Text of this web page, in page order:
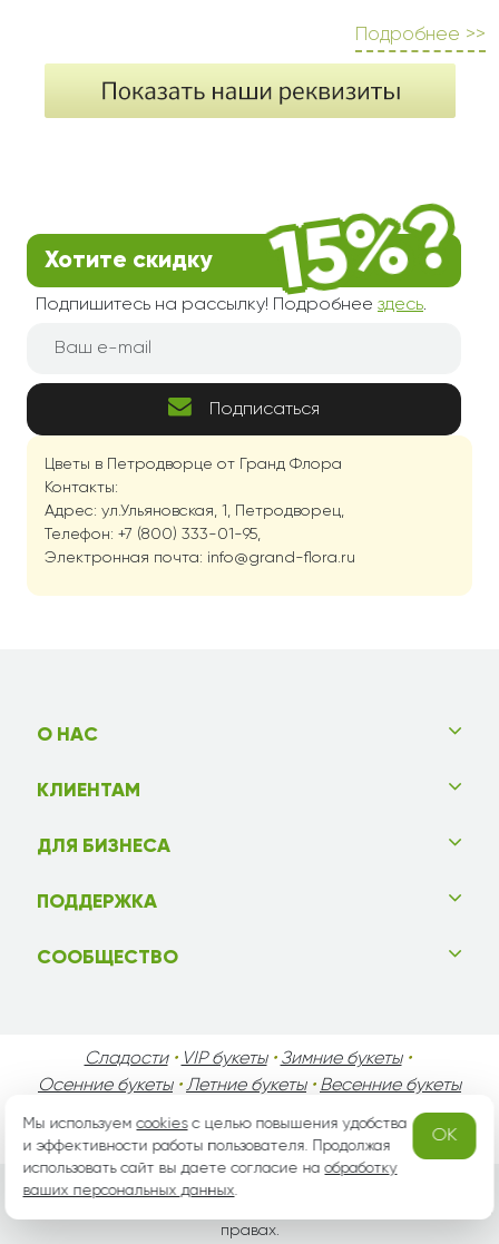
Подробнее >>
Цветы в Петродворце от Гранд Флора
Контакты:
Адрес: ул.Ульяновская, 1, Петродворец,
Телефон: +7 (800) 333-01-95,
Электронная почта: info@grand-flora.ru
Хотите скидку
Подпишитесь на рассылку! Подробнее здесь.
Подписаться
О НАС
КЛИЕНТАМ
ДЛЯ БИЗНЕСА
ПОДДЕРЖКА
СООБЩЕСТВО
Сладости• VIP букеты• Зимние букеты•
Осенние букеты•Летние букеты• Весенние букеты
День Святого Валентина День Матери•
День Мужчин•Праздники!
правах.
Мы используемcookiesс целью повышения удобства
и эффективности работы пользователя. Продолжая
использовать сайт вы даете согласие наобработку
ваших персональных данных.
OK